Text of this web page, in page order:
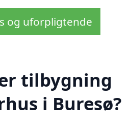
og uforpligtende
tilbygning
i Buresø?